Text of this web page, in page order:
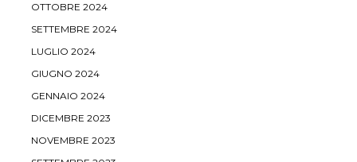
OTTOBRE 2024
SETTEMBRE 2024
LUGLIO 2024
GIUGNO 2024
GENNAIO 2024
DICEMBRE 2023
NOVEMBRE 2023